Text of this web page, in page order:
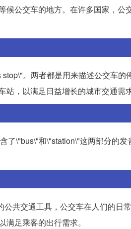
公交车的地方。在许多国家，公
。两者都是用来描述公交车的
，以满足日益增长的城市交通需求
了\"bus\"和\"station\"这两部分的
共交通工具，公交车在人们的日
足乘客的出行需求。